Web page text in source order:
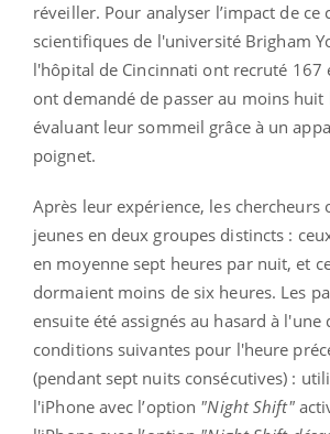
réveiller. Pour analyser l’impact de ce
scientifiques de l'université Brigham
l'hôpital de Cincinnati ont recruté 167
ont demandé de passer au moins huit
évaluant leur sommeil grâce à un
poignet.
Après leur expérience, les chercheurs
jeunes en deux groupes distincts :
en moyenne sept heures par nuit, et
dormaient moins de six heures. Les
ensuite été assignés au hasard à l'une
conditions suivantes pour l'heure
(pendant sept nuits consécutives) :
l'iPhone avec l’option "Night Shift"